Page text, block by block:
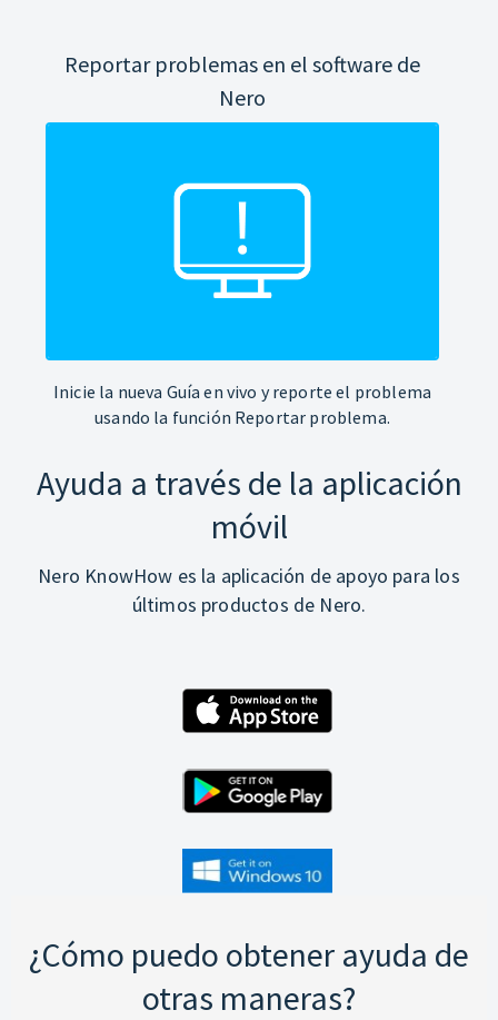
Reportar problemas en el software de
Nero
Inicie la nueva Guía en vivo y reporte el problema
usando la función Reportar problema.
Ayuda a través de la aplicación
móvil
Nero KnowHow es la aplicación de apoyo para los
últimos productos de Nero.
¿Cómo puedo obtener ayuda de
otras maneras?